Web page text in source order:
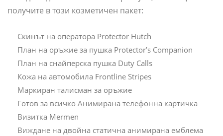
получите в този козметичен пакет:
Скинът на оператора Protector Hutch
План на оръжие за пушка Protector’s Companion
План на снайперска пушка Duty Calls
Кожа на автомобила Frontline Stripes
Маркиран талисман за оръжие
Готов за всичко Анимирана телефонна картичка
Визитка Mermen
Виждане на двойна статична анимирана емблема